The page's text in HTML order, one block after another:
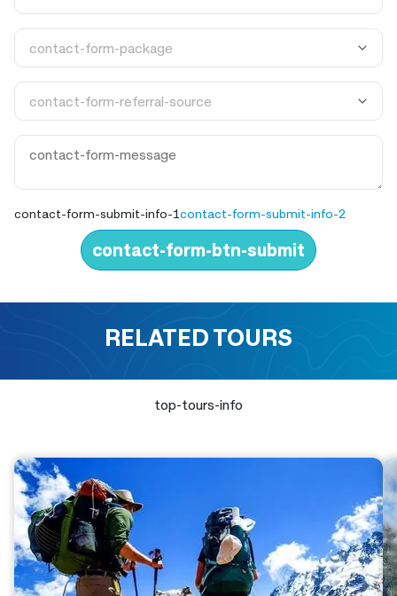
contact-form-submit-info-1contact-form-submit-info-2
contact-form-btn-submit
RELATED TOURS
top-tours-info